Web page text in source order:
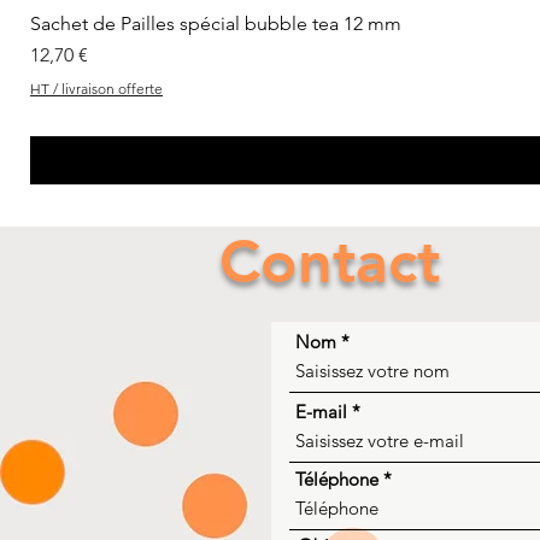
Sachet de Pailles spécial bubble tea 12 mm
Prix
12,70 €
HT / livraison offerte
Contact
Nom
E-mail
Téléphone